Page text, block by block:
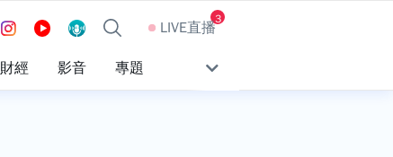
LIVE直播3
財經 影音 專題